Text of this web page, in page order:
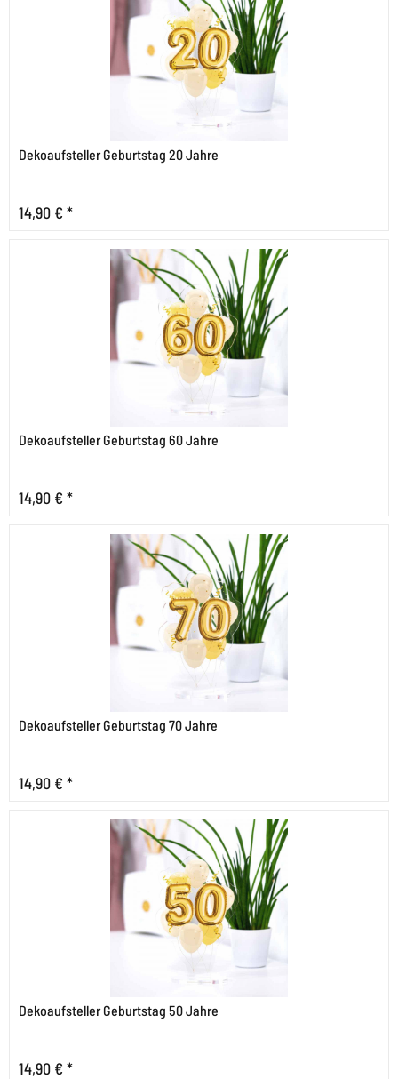
Dekoaufsteller Geburtstag 20 Jahre
14,90 € *
Dekoaufsteller Geburtstag 60 Jahre
14,90 € *
Dekoaufsteller Geburtstag 70 Jahre
14,90 € *
Dekoaufsteller Geburtstag 50 Jahre
14,90 € *